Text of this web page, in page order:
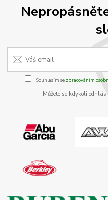
Souhlasím se zpracováním
Můžete se kdykoli